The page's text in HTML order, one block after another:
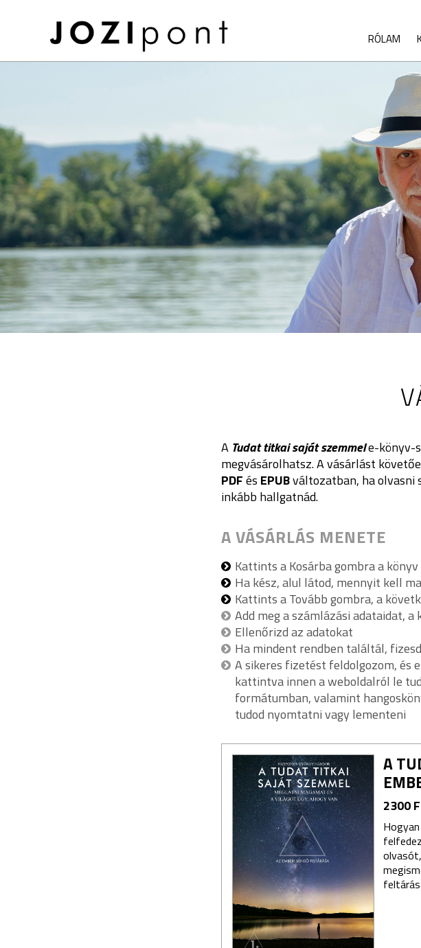
RÓLAM
A Tudat titkai saját szemmele-könyv-
megvásárolhatsz. A vásárlást
PDFés EPUBváltozatban, ha olvasni
inkább hallgatnád.
A VÁSÁRLÁS MENETE
Kattints a Kosárba gombra a
Ha kész, alul látod, mennyit kell
Kattints a Tovább gombra, a
Add meg a számlázási adataidat,
Ellenőrizd az adatokat
Ha mindent rendben találtál,
A sikeres fizetést feldolgozom, és
kattintva innen a weboldalról le
formátumban, valamint
tudod nyomtatni vagy lementeni
A
2300